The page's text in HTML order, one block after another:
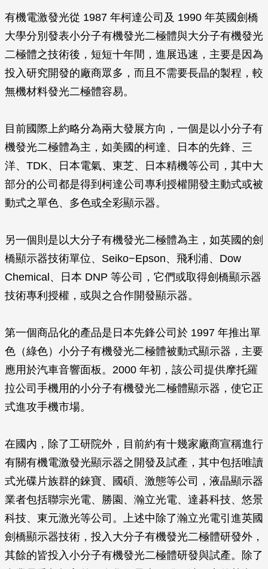
有機電激發光從 1987 年柯達公司及 1990 年英國劍橋
大學分別發表小分子有機發光二極體與大分子有機發光
二極體之技術後，短短十年間，進展迅速，主要是因為
投入研究開發的廠商眾多，而且不需要長晶的製程，較
無機材料發光二極體容易。
目前國際上約略分為兩大發展方向，一個是以小分子有
機發光二極體為主，如美國的柯達、日本的先鋒、三
洋、TDK、日本電氣、東芝、日本精機等公司，其中大
部分的公司都是得到柯達公司專利授權開發主動式或被
動式之單色、多色或全彩顯示器。
另一個則是以大分子有機發光二極體為主，如英國的劍
橋顯示器技術單位、Seiko−Epson、飛利浦、Dow
Chemical、日本 DNP 等公司，它們或取得劍橋顯示器
技術專利授權，或與之合作開發顯示器。
第一個商品化的產品是日本先鋒公司於 1997 年推出單
色（綠色）小分子有機發光二極體被動式顯示器，主要
應用於汽車音響面板。2000 年初，該公司提供摩托羅
拉公司手機用的小分子有機發光二極體顯示器，使它正
式進攻手機市場。
在國內，除了工研院外，目前約有十幾家廠商宣稱進行
有關有機電激發光顯示器之開發及試產，其中包括唯讀
式光碟片族群的錸寶、國碩、激態等公司，液晶顯示器
業者包括聯宗光電、勝園、瀚立光電、達碁科技、悠景
科技、東元激光等公司。上述中除了瀚立光電引進英國
劍橋顯示器技術，投入大分子有機發光二極體研發外，
其餘的皆投入小分子有機發光二極體研發與試產。除了